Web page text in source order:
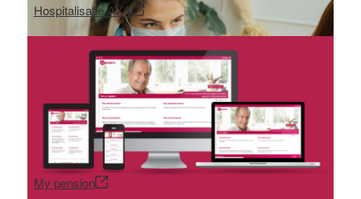
Hospitalisatie AXA
My pension